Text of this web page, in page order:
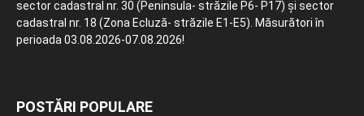
sector cadastral nr. 30 (Peninsula- străzile P6- P17) și sector
cadastral nr. 18 (Zona Ecluză- străzile E1-E5). Măsurători în
perioada 03.08.2026-07.08.2026!
POSTĂRI POPULARE